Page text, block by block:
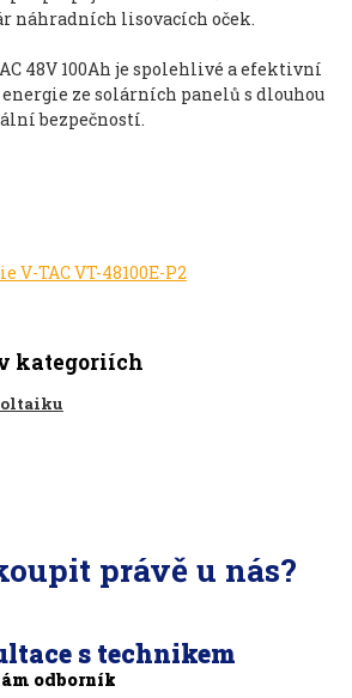
náhradních lisovacích oček.
48V 100Ah je spolehlivé a efektivní
ze solárních panelů s dlouhou
bezpečností.
V-TAC VT-48100E-P2
kategoriích
právě u nás?
s technikem
odborník